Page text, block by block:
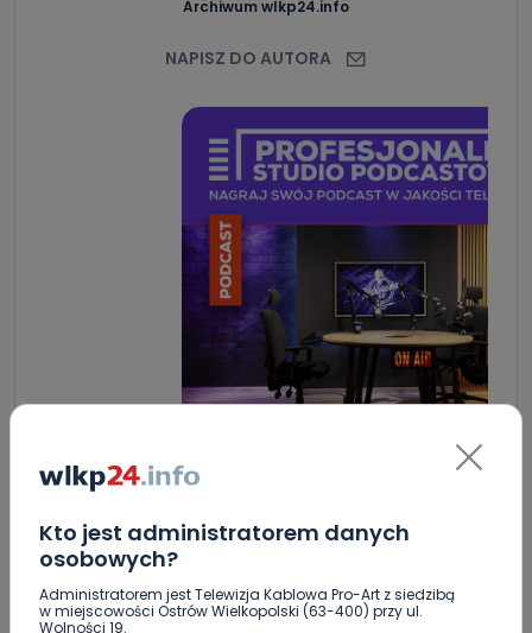
Kto jest administratorem danych
osobowych?
Administratorem jest Telewizja Kablowa Pro-Art z siedzibą
w miejscowości Ostrów Wielkopolski (63-400) przy ul.
Wolności 19.
Archiwum wlkp24.info
NAPISZ DO AUTORA
ZOBACZ TAKŻE